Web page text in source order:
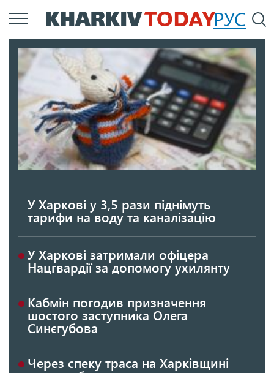
Перейти
до
вмісту
РУС
У Харкові у 3,5 рази піднімуть
тарифи на воду та каналізацію
У Харкові затримали офіцера
Нацгвардії за допомогу ухилянту
Кабмін погодив призначення
шостого заступника Олега
Синєгубова
Через спеку траса на Харківщині